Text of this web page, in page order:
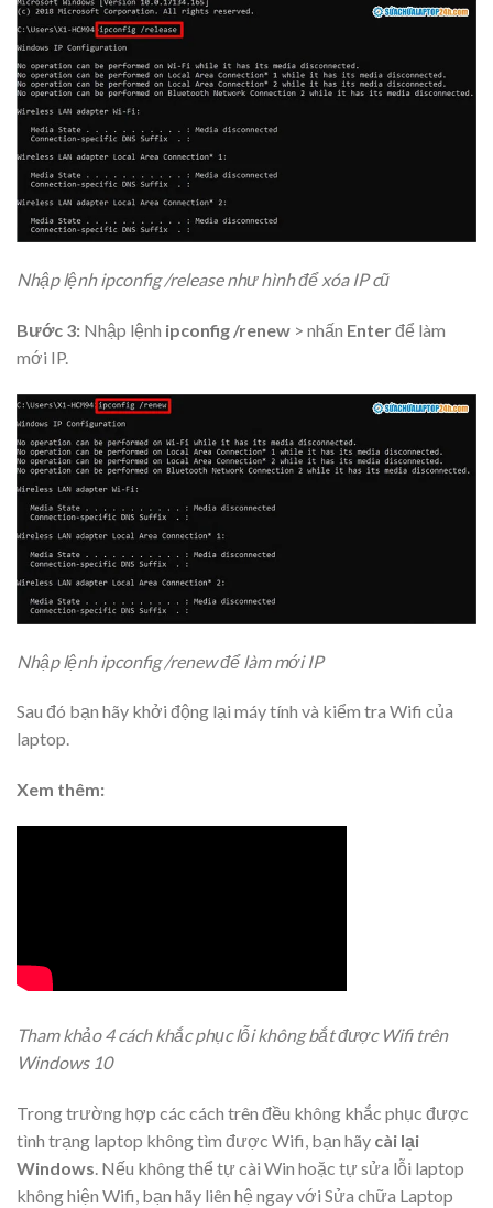
Nhập lệnh ipconfig /release như hình để xóa IP cũ
Bước 3: Nhập lệnh ipconfig /renew > nhấn Enterđể làm
mới IP.
Nhập lệnh ipconfig /renew để làm mới IP
Sau đó bạn hãy khởi động lại máy tính và kiểm tra Wifi của
laptop.
Xem thêm:
Tham khảo 4 cách khắc phục lỗi không bắt được Wifi trên
Windows 10
Trong trường hợp các cách trên đều không khắc phục được
tình trạng laptop không tìm được Wifi, bạn hãy cài lại
Windows . Nếu không thể tự cài Win hoặc tự sửa lỗi laptop
không hiện Wifi, bạn hãy liên hệ ngay với Sửa chữa Laptop